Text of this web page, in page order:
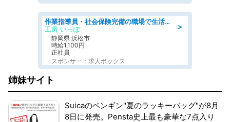
＞
作業指導員・社会保険完備の職場で生活支援員
工房 いっぽ
静岡県 浜松市
時給1,100円
正社員
スポンサー：求人ボックス
姉妹サイト
Suicaのペンギン"夏のラッキーバッグ"が8月
8日に発売。Pensta史上最も豪華な7点入り